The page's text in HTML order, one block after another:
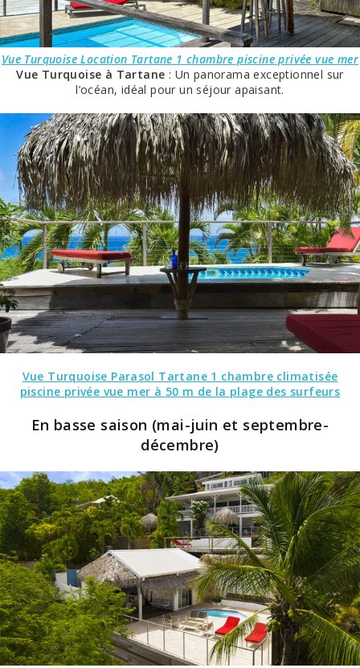
Vue Turquoise Location Tartane 1 chambre piscine privée vue mer
Vue Turquoise à Tartane : Un panorama exceptionnel sur
l’océan, idéal pour un séjour apaisant.
Vue Turquoise Parasol Tartane 1 chambre climatisée
piscine privée vue mer à 50 m de la plage des surfeurs
En basse saison (mai-juin et septembre-
décembre)